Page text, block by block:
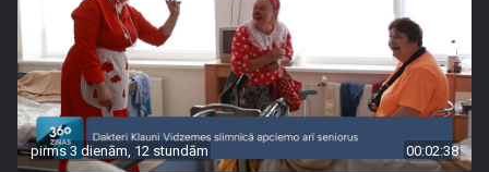
pirms 3 dienām, 12 stundām 00:02:38